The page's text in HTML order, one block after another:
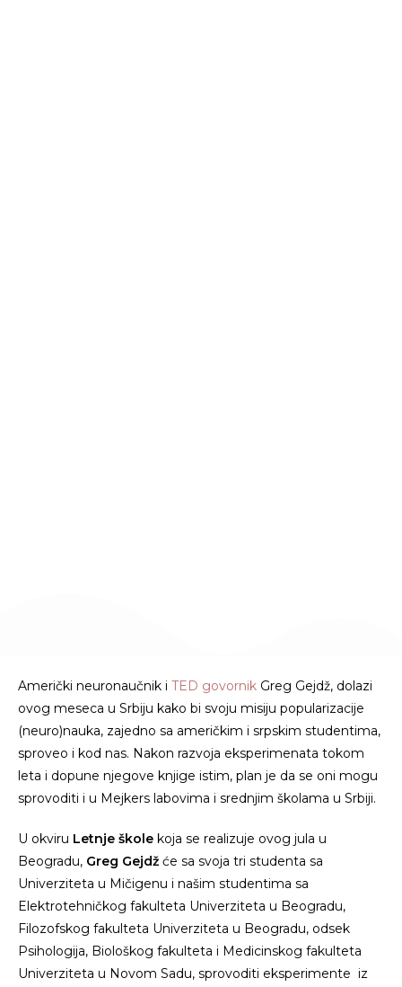
Američki neuronaučnik i TED govornik Greg Gejdž, dolazi
ovog meseca u Srbiju kako bi svoju misiju popularizacije
(neuro)nauka, zajedno sa američkim i srpskim studentima,
sproveo i kod nas. Nakon razvoja eksperimenata tokom
leta i dopune njegove knjige istim, plan je da se oni mogu
sprovoditi i u Mejkers labovima i srednjim školama u Srbiji.
U okviru Letnje škole koja se realizuje ovog jula u
Beogradu, Greg Gejdž će sa svoja tri studenta sa
Univerziteta u Mičigenu i našim studentima sa
Elektrotehničkog fakulteta Univerziteta u Beogradu,
Filozofskog fakulteta Univerziteta u Beogradu, odsek
Psihologija, Biološkog fakulteta i Medicinskog fakulteta
Univerziteta u Novom Sadu, sprovoditi eksperimente iz